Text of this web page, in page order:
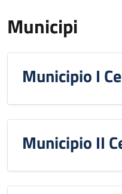
Municipi
Municipio I
Municipio II